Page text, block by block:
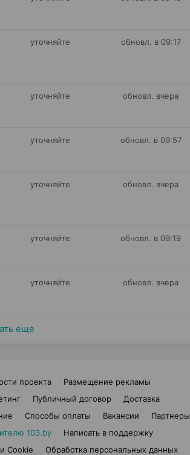
уточняйте обновл. в 09:17
уточняйте обновл. вчера
уточняйте обновл. в 09:57
уточняйте обновл. вчера
уточняйте обновл. в 09:19
уточняйте обновл. вчера
еще
проекта
Размещение рекламы
Публичный договор
Доставка
Способы оплаты Вакансии
Партнеры
103.by
Написать в поддержку
Cookie
Обработка персональных данных